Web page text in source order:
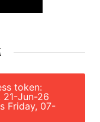
token:
21-Jun-26
Friday, 07-